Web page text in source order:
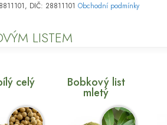
DIČ: 28811101 Obchodní podmínky
LISTEM
celý Bobkový list
mletý